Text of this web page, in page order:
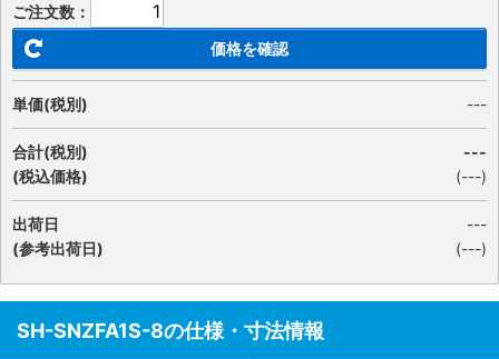
ご注文数：
価格を確認
単価(税別) ---
合計(税別)
(税込価格)
---
(---)
出荷日
(参考出荷日)
---
(---)
SH-SNZFA1S-8の仕様・寸法情報